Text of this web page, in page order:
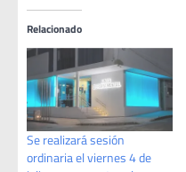
Relacionado
Se realizará sesión
ordinaria el viernes 4 de